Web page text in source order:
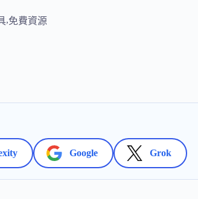
,免費資源
Google Grok